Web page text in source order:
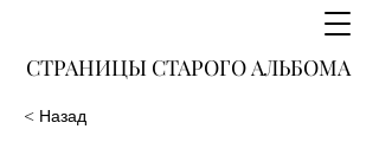
СТРАНИЦЫ СТАРОГО АЛЬБОМА
< Назад